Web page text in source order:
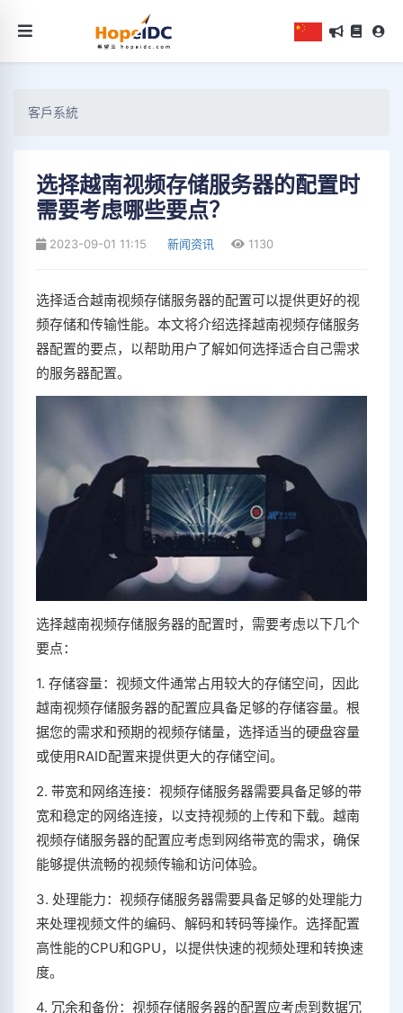
客戶系統
选择越南视频存储服务器的配置时
需要考虑哪些要点？
2023-09-01 11:15 新闻资讯 1130
选择适合越南视频存储服务器的配置可以提供更好的视
频存储和传输性能。本文将介绍选择越南视频存储服务
器配置的要点，以帮助用户了解如何选择适合自己需求
的服务器配置。
选择越南视频存储服务器的配置时，需要考虑以下几个
要点：
1. 存储容量：视频文件通常占用较大的存储空间，因此
越南视频存储服务器的配置应具备足够的存储容量。根
据您的需求和预期的视频存储量，选择适当的硬盘容量
或使用RAID配置来提供更大的存储空间。
2. 带宽和网络连接：视频存储服务器需要具备足够的带
宽和稳定的网络连接，以支持视频的上传和下载。越南
视频存储服务器的配置应考虑到网络带宽的需求，确保
能够提供流畅的视频传输和访问体验。
3. 处理能力：视频存储服务器需要具备足够的处理能力
来处理视频文件的编码、解码和转码等操作。选择配置
高性能的CPU和GPU，以提供快速的视频处理和转换速
度。
4. 冗余和备份：视频存储服务器的配置应考虑到数据冗